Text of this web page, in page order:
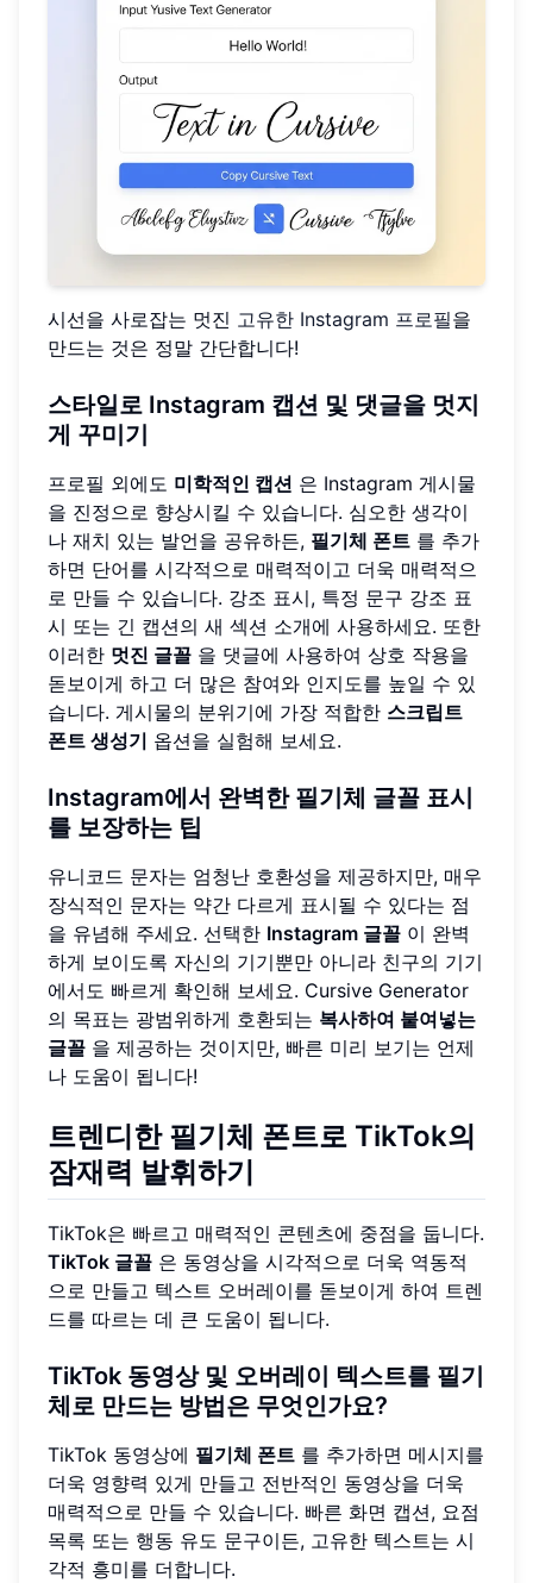
시선을 사로잡는 멋진 고유한 Instagram 프로필을
만드는 것은 정말 간단합니다!
스타일로 Instagram 캡션 및 댓글을 멋지
게 꾸미기
프로필 외에도 미학적인 캡션 은 Instagram 게시물
을 진정으로 향상시킬 수 있습니다. 심오한 생각이
나 재치 있는 발언을 공유하든, 필기체 폰트 를 추가
하면 단어를 시각적으로 매력적이고 더욱 매력적으
로 만들 수 있습니다. 강조 표시, 특정 문구 강조 표
시 또는 긴 캡션의 새 섹션 소개에 사용하세요. 또한
이러한 멋진 글꼴 을 댓글에 사용하여 상호 작용을
돋보이게 하고 더 많은 참여와 인지도를 높일 수 있
습니다. 게시물의 분위기에 가장 적합한 스크립트
폰트 생성기 옵션을 실험해 보세요.
Instagram에서 완벽한 필기체 글꼴 표시
를 보장하는 팁
유니코드 문자는 엄청난 호환성을 제공하지만, 매우
장식적인 문자는 약간 다르게 표시될 수 있다는 점
을 유념해 주세요. 선택한 Instagram 글꼴 이 완벽
하게 보이도록 자신의 기기뿐만 아니라 친구의 기기
에서도 빠르게 확인해 보세요. Cursive Generator
의 목표는 광범위하게 호환되는 복사하여 붙여넣는
글꼴 을 제공하는 것이지만, 빠른 미리 보기는 언제
나 도움이 됩니다!
트렌디한 필기체 폰트로 TikTok의
잠재력 발휘하기
TikTok은 빠르고 매력적인 콘텐츠에 중점을 둡니다.
TikTok 글꼴 은 동영상을 시각적으로 더욱 역동적
으로 만들고 텍스트 오버레이를 돋보이게 하여 트렌
드를 따르는 데 큰 도움이 됩니다.
TikTok 동영상 및 오버레이 텍스트를 필기
체로 만드는 방법은 무엇인가요?
TikTok 동영상에 필기체 폰트 를 추가하면 메시지를
더욱 영향력 있게 만들고 전반적인 동영상을 더욱
매력적으로 만들 수 있습니다. 빠른 화면 캡션, 요점
목록 또는 행동 유도 문구이든, 고유한 텍스트는 시
각적 흥미를 더합니다.